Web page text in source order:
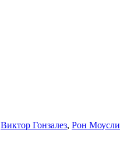
Виктор Гонзалез, Рон Моусли